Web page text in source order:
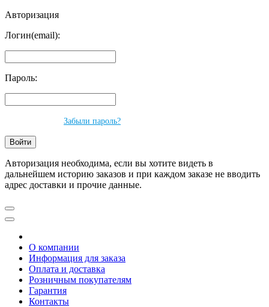
Авторизация
Логин(email):
Пароль:
Забыли пароль?
Авторизация необходима, если вы хотите видеть в
дальнейшем историю заказов и при каждом заказе не вводить
адрес доставки и прочие данные.
О компании
Информация для заказа
Оплата и доставка
Розничным покупателям
Гарантия
Контакты